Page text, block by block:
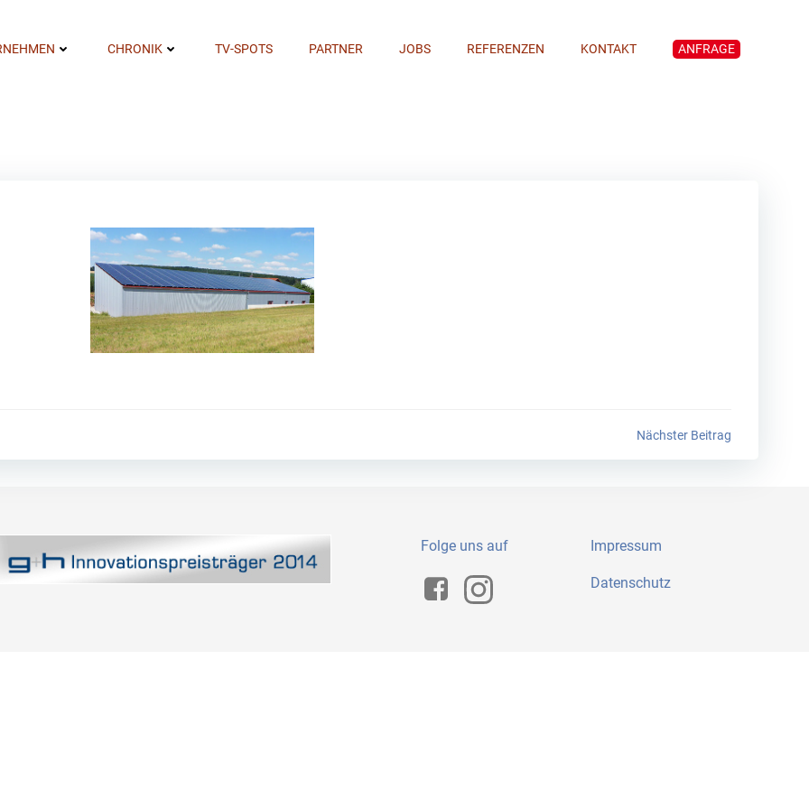
CHRONIK TV-SPOTS PARTNER JOBS REFERENZEN KONTAKT ANFRAGE
Nächster Beitrag
Folge uns auf Impressum
Datenschutz